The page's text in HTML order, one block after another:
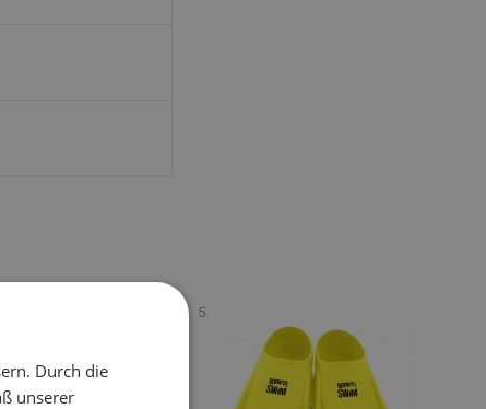
Durch die
unserer